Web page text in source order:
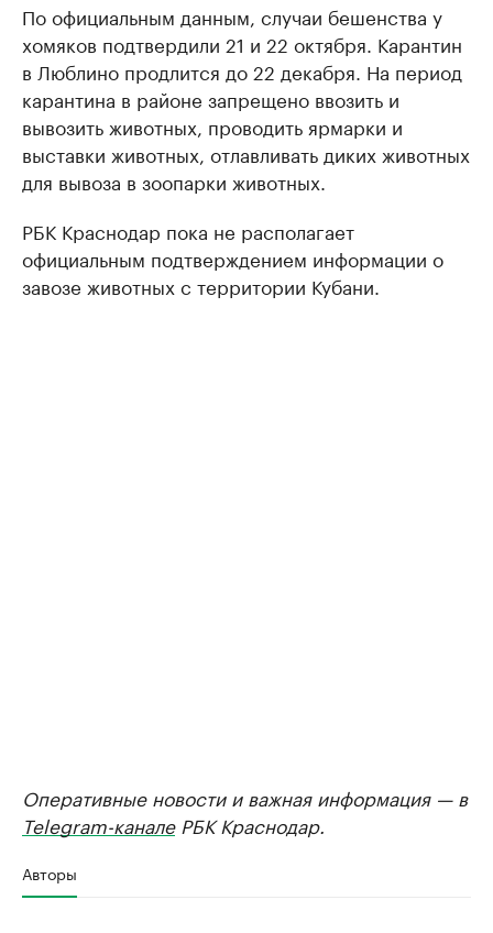
По официальным данным, случаи бешенства у
хомяков подтвердили 21 и 22 октября. Карантин
в Люблино продлится до 22 декабря. На период
карантина в районе запрещено ввозить и
вывозить животных, проводить ярмарки и
выставки животных, отлавливать диких животных
для вывоза в зоопарки животных.
РБК Краснодар пока не располагает
официальным подтверждением информации о
завозе животных с территории Кубани.
Оперативные новости и важная информация — в
Telegram-каналеРБК Краснодар.
Авторы